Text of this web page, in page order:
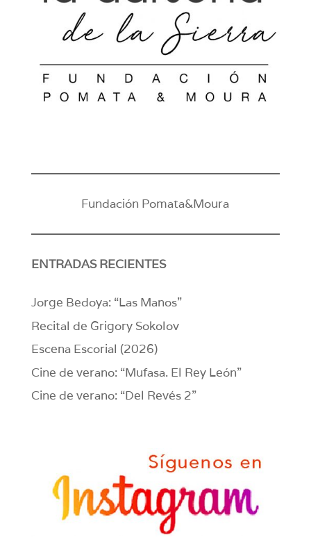
Fundación Pomata&Moura
ENTRADAS RECIENTES
Jorge Bedoya: “Las Manos”
Recital de Grigory Sokolov
Escena Escorial (2026)
Cine de verano: “Mufasa. El Rey León”
Cine de verano: “Del Revés 2”